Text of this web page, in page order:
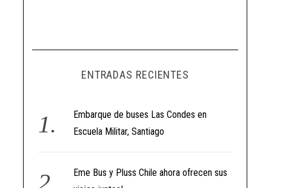
ENTRADAS RECIENTES
Embarque de buses Las Condes en
Escuela Militar, Santiago
Eme Bus y Pluss Chile ahora ofrecen sus